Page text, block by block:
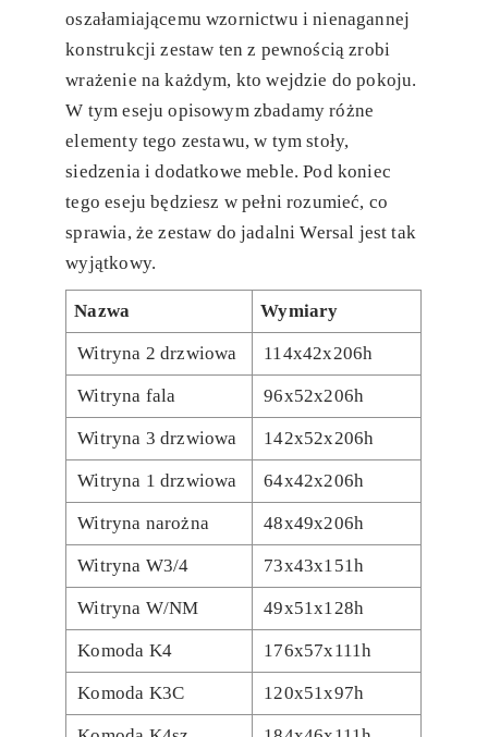
oszałamiającemu wzornictwu i nienagannej
konstrukcji zestaw ten z pewnością zrobi
wrażenie na każdym, kto wejdzie do pokoju.
W tym eseju opisowym zbadamy różne
elementy tego zestawu, w tym stoły,
siedzenia i dodatkowe meble. Pod koniec
tego eseju będziesz w pełni rozumieć, co
sprawia, że ​​zestaw do jadalni Wersal jest tak
wyjątkowy.
Nazwa Wymiary
Witryna 2 drzwiowa 114x42x206h
Witryna fala 96x52x206h
Witryna 3 drzwiowa 142x52x206h
Witryna 1 drzwiowa 64x42x206h
Witryna narożna 48x49x206h
Witryna W3/4 73x43x151h
Witryna W/NM 49x51x128h
Komoda K4 176x57x111h
Komoda K3C 120x51x97h